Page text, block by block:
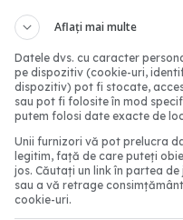
Aflați mai multe
Datele dvs. cu caracter
pe dispozitiv (cookie-uri,
dispozitiv) pot fi stocate,
sau pot fi folosite în mod
putem folosi date exacte de
Unii furnizori vă pot prelucra
legitim, față de care puteți
jos. Căutați un link în partea
sau a vă retrage
cookie-uri.